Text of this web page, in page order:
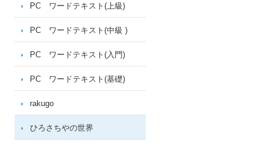
PC ワードテキスト(上級)
PC ワードテキスト(中級 )
PC ワードテキスト(入門)
PC ワードテキスト(基礎)
rakugo
ひろさちやの世界